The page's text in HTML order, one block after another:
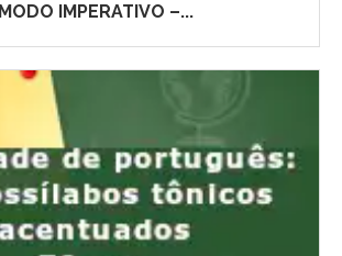
MODO IMPERATIVO –...